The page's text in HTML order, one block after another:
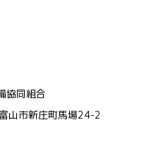
協同組合
山市新庄町馬場24-2